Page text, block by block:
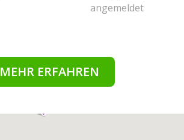
angemeldet
MEHR ERFAHREN